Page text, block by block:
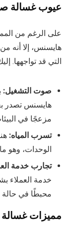
عيوب غسالة
على الرغم من
هايسنس، إلا أنه
التي قد تواجهها.
صوت التشغيل:
هايسنس تصدر
مزعجًا في
تسرب المياه:
الوحدات، وهو ما
تجارب خدمة
خدمة العملاء
محبطًا في حالة
مميزات